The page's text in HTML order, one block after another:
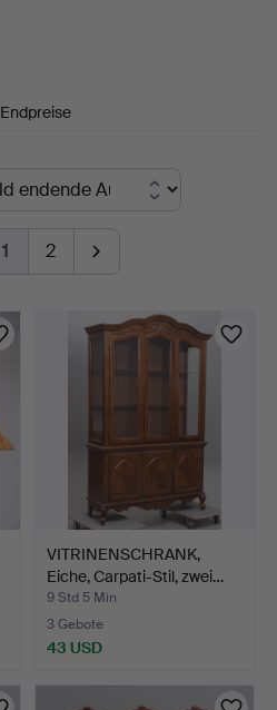
Endpreise
1 2
VITRINENSCHRANK,
Eiche, Carpati-Stil, zwei…
9 Std 5 Min
3 Gebote
43 USD